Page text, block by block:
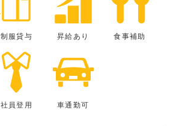
制服貸与 昇給あり 食事補助
社員登用 車通勤可